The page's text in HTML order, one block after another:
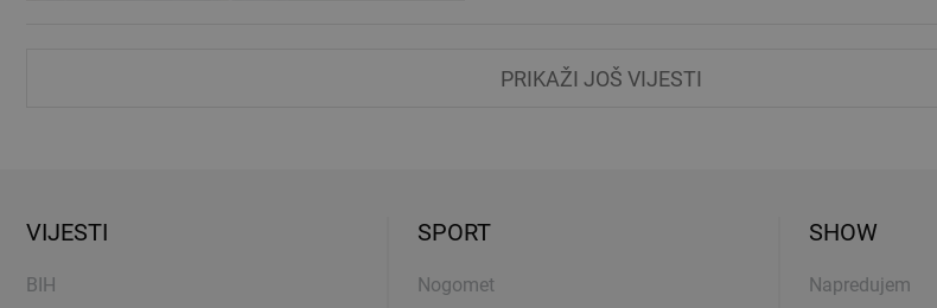
PRIKAŽI JOŠ VIJESTI
VIJESTI
BIH
SPORT
Nogomet
SHOW
Napredujem